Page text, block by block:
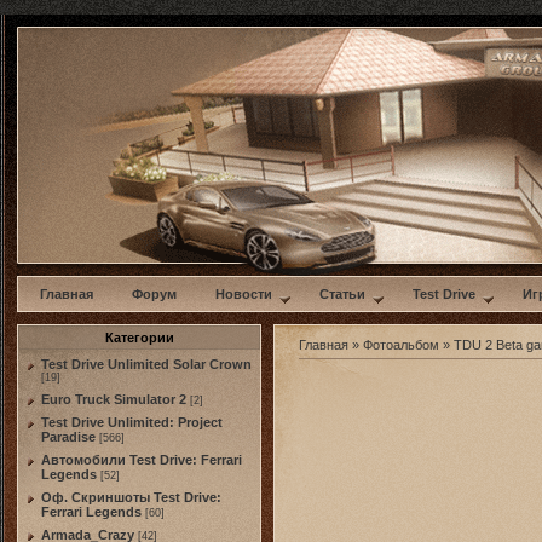
w
Главная Форум Новости Статьи Test Drive
Категории
Test Drive Unlimited Solar Crown
[19]
Euro Truck Simulator 2 [2]
Test Drive Unlimited: Project
Paradise [566]
Автомобили Test Drive: Ferrari
Legends [52]
Оф. Скриншоты Test Drive:
Ferrari Legends [60]
Armada_Crazy [42]
Главная » Фотоальбом » TDU 2 Beta